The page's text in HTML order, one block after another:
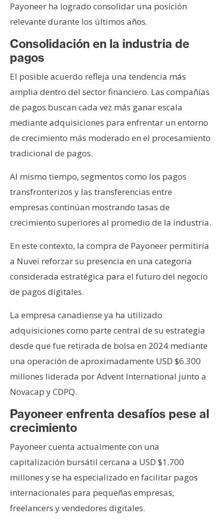
Payoneer ha logrado consolidar una posición
relevante durante los últimos años.
Consolidación en la industria de
pagos
El posible acuerdo refleja una tendencia más
amplia dentro del sector financiero. Las compañías
de pagos buscan cada vez más ganar escala
mediante adquisiciones para enfrentar un entorno
de crecimiento más moderado en el procesamiento
tradicional de pagos.
Al mismo tiempo, segmentos como los pagos
transfronterizos y las transferencias entre
empresas continúan mostrando tasas de
crecimiento superiores al promedio de la industria.
En este contexto, la compra de Payoneer permitiría
a Nuvei reforzar su presencia en una categoría
considerada estratégica para el futuro del negocio
de pagos digitales.
La empresa canadiense ya ha utilizado
adquisiciones como parte central de su estrategia
desde que fue retirada de bolsa en 2024 mediante
una operación de aproximadamente USD $6.300
millones liderada por Advent International junto a
Novacap y CDPQ.
Payoneer enfrenta desafíos pese al
crecimiento
Payoneer cuenta actualmente con una
capitalización bursátil cercana a USD $1.700
millones y se ha especializado en facilitar pagos
internacionales para pequeñas empresas,
freelancers y vendedores digitales.